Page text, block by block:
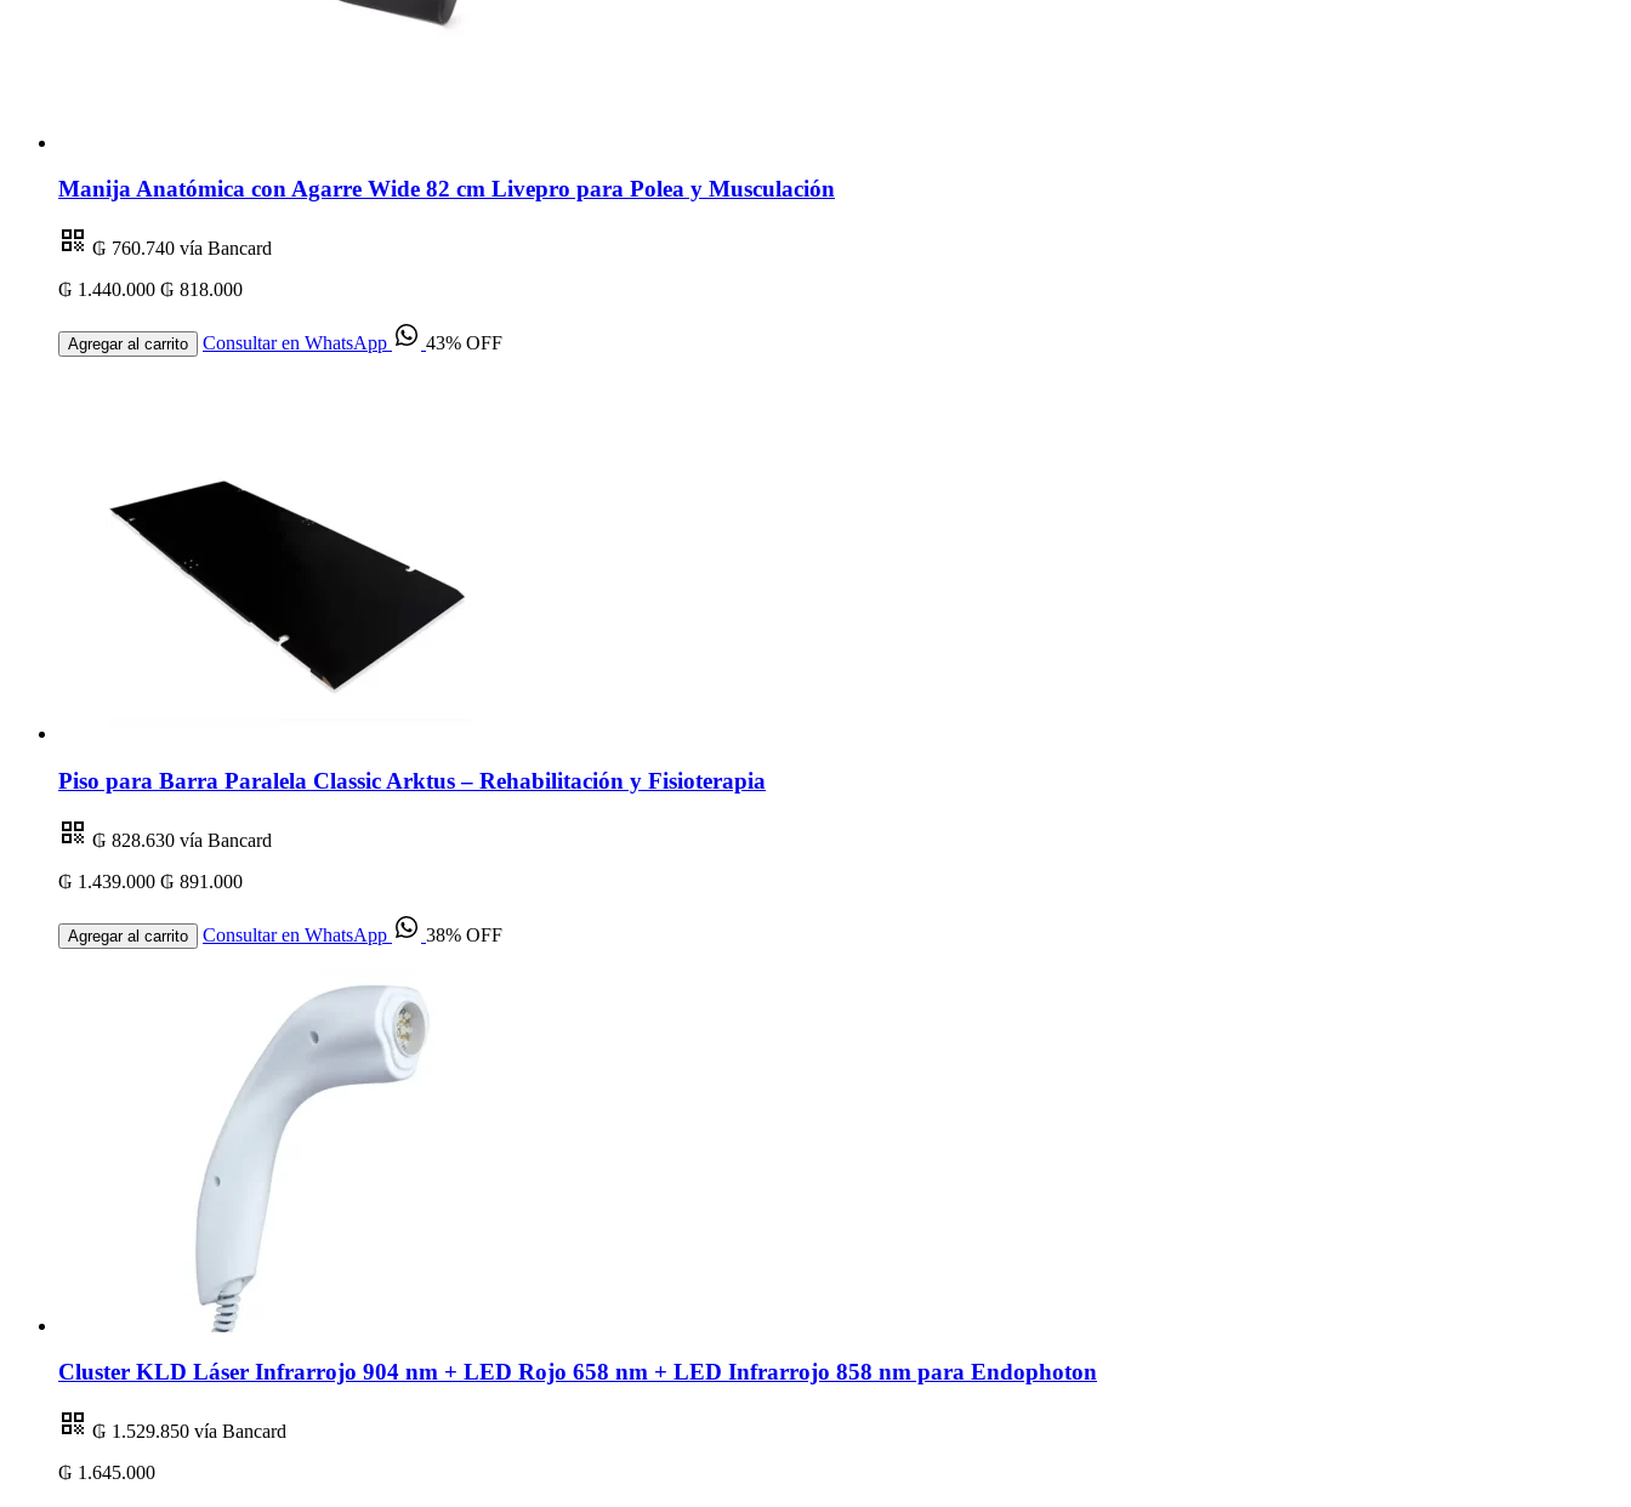
Manija Anatómica con Agarre Wide 82 cm Livepro para Polea y Musculación
₲ 760.740 vía Bancard
₲ 1.440.000 ₲ 818.000
Agregar al carrito Consultar en WhatsApp 43% OFF
Piso para Barra Paralela Classic Arktus – Rehabilitación y Fisioterapia
₲ 828.630 vía Bancard
₲ 1.439.000 ₲ 891.000
Agregar al carrito Consultar en WhatsApp 38% OFF
Cluster KLD Láser Infrarrojo 904 nm + LED Rojo 658 nm + LED Infrarrojo 858 nm para Endophoton
₲ 1.529.850 vía Bancard
₲ 1.645.000